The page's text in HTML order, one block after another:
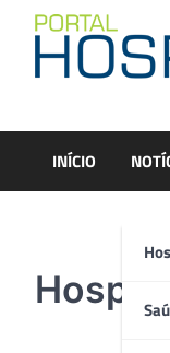
content
INÍCIO